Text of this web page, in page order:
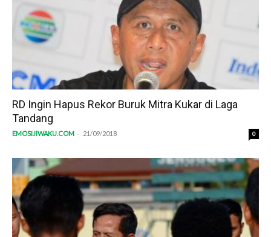
RD Ingin Hapus Rekor Buruk Mitra Kukar di Laga
Tandang
EMOSIJIWAKU.COM - 21/09/2018 0